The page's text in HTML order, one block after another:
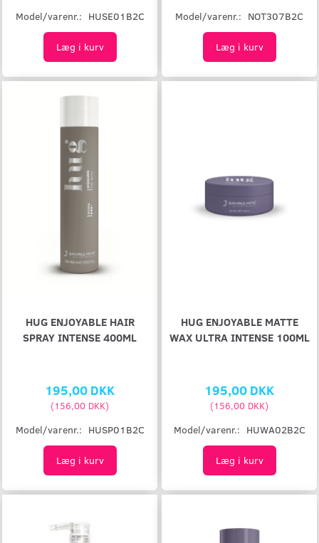
Model/varenr.: HUSE01B2C
Læg i kurv
Model/varenr.: NOT307B2C
Læg i kurv
HUG ENJOYABLE HAIR
SPRAY INTENSE 400ML
195,00 DKK
(156,00 DKK)
Model/varenr.: HUSP01B2C
Læg i kurv
HUG ENJOYABLE MATTE
WAX ULTRA INTENSE 100ML
195,00 DKK
(156,00 DKK)
Model/varenr.: HUWA02B2C
Læg i kurv